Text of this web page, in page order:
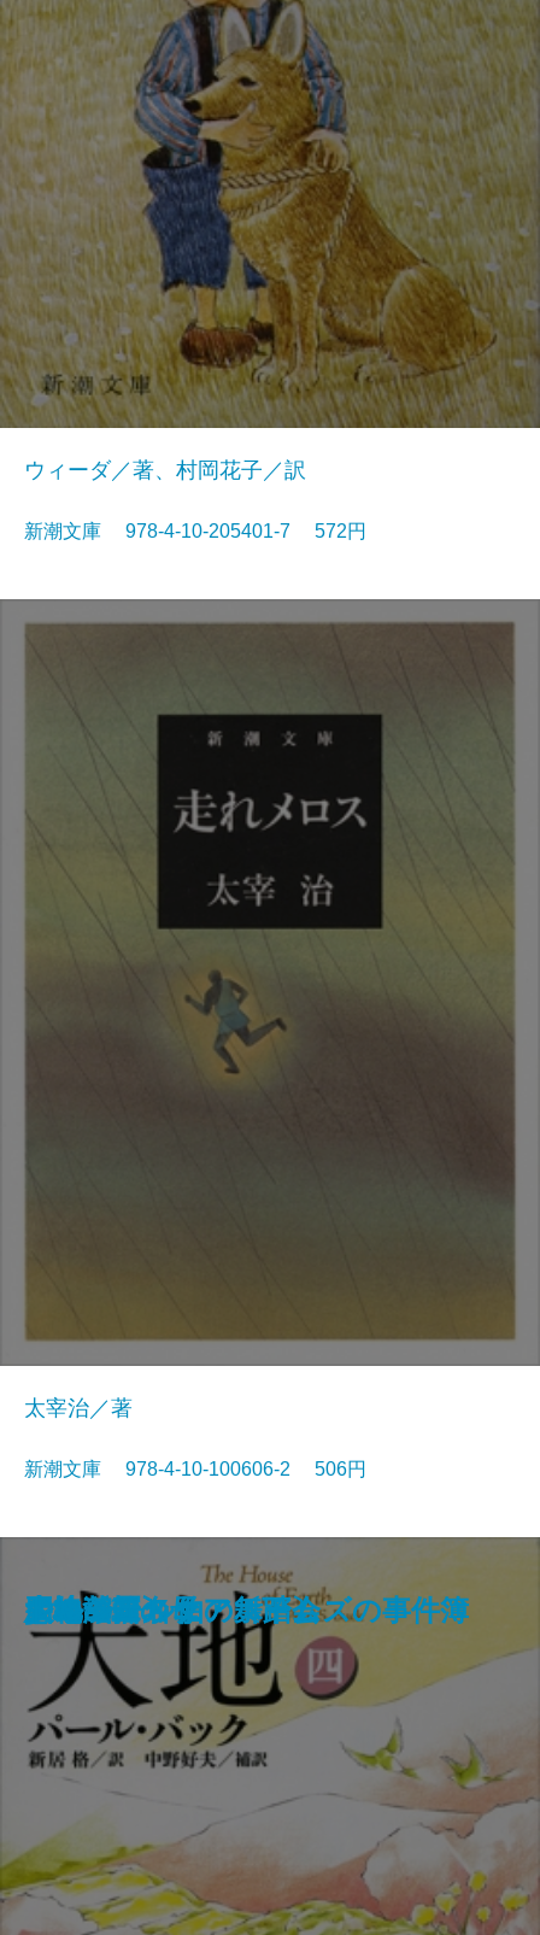
狭き門
天の夕顔
夕鶴・彦市ばなし
善悪の彼岸
バスカヴィル家の犬
盗賊
野火
博物誌
フランダースの犬
ウィーダ／著、村岡花子／訳
新潮文庫 978-4-10-205401-7 572円
走れメロス
太宰治／著
新潮文庫 978-4-10-100606-2 506円
大地〔四〕
大地〔三〕
大地〔二〕
ジェーン・エア〔下〕
大地〔一〕
四つの署名
悪の華
シャーロック・ホームズの事件簿
少将滋幹の母
ドルジェル伯の舞踏会